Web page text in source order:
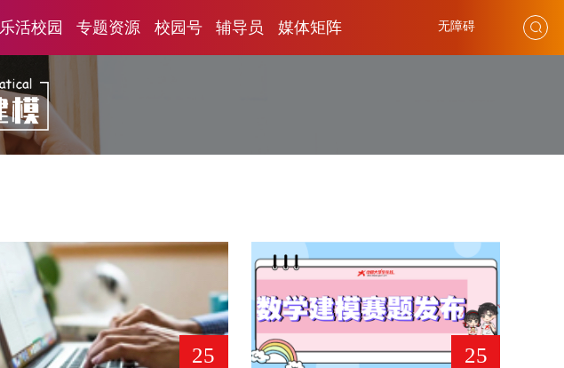
乐活校园 专题资源 校园号 辅导员 媒体矩阵 无障碍
25 25